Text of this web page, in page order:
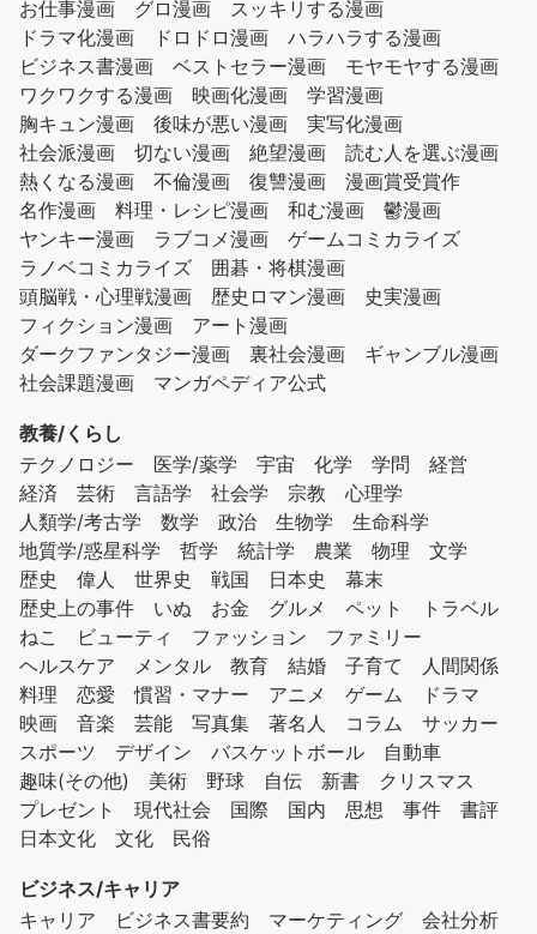
お仕事漫画
グロ漫画
スッキリする漫画
ドラマ化漫画
ドロドロ漫画
ハラハラする漫画
ビジネス書漫画
ベストセラー漫画
モヤモヤする漫画
ワクワクする漫画
映画化漫画
学習漫画
胸キュン漫画
後味が悪い漫画
実写化漫画
社会派漫画
切ない漫画 絶望漫画
読む人を選ぶ漫画
熱くなる漫画
不倫漫画 復讐漫画
漫画賞受賞作
名作漫画
料理・レシピ漫画 和む漫画
鬱漫画
ヤンキー漫画
ラブコメ漫画
ゲームコミカライズ
ラノベコミカライズ
囲碁・将棋漫画
頭脳戦・心理戦漫画
歴史ロマン漫画
史実漫画
フィクション漫画
アート漫画
ダークファンタジー漫画
裏社会漫画
ギャンブル漫画
社会課題漫画
マンガペディア公式
教養/くらし
テクノロジー
医学/薬学 宇宙 化学 学問
経営
経済
芸術 言語学 社会学 宗教
心理学
人類学/考古学
数学 政治 生物学
生命科学
地質学/惑星科学
哲学 統計学 農業 物理
文学
歴史
偉人 世界史 戦国 日本史
幕末
歴史上の事件
いぬ お金 グルメ ペット
トラベル
ねこ
ビューティ ファッション
ファミリー
ヘルスケア
メンタル 教育 結婚 子育て
人間関係
料理
恋愛 慣習・マナー アニメ ゲーム
ドラマ
映画
音楽 芸能 写真集 著名人 コラム
サッカー
スポーツ
デザイン バスケットボール
自動車
趣味(その他)
美術 野球 自伝 新書
クリスマス
プレゼント
現代社会 国際 国内 思想 事件
書評
日本文化
文化 民俗
ビジネス/キャリア
キャリア
ビジネス書要約 マーケティング
会社分析